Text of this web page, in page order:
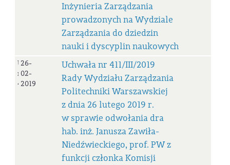
Inżynieria Zarządzania
prowadzonych na Wydziale
Zarządzania do dziedzin
nauki i dyscyplin naukowych
Uchwała
nr
411/III/2019
26-
02-
2019
Uchwała nr 411/III/2019
Rady Wydziału Zarządzania
Politechniki Warszawskiej
z dnia 26 lutego 2019 r.
w sprawie odwołania dra
hab. inż. Janusza Zawiła-
Niedźwieckiego, prof. PW z
funkcji członka Komisji